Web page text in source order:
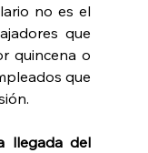
no es el
que
quincena o
que
llegada del